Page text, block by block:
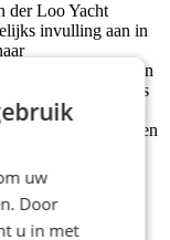
der Loo Yacht
invulling aan in
je je ideeën en
de Lean-principes
het gebied van
‘Iedere dag een
daar blij van
brengen en
uw
Door
u in met